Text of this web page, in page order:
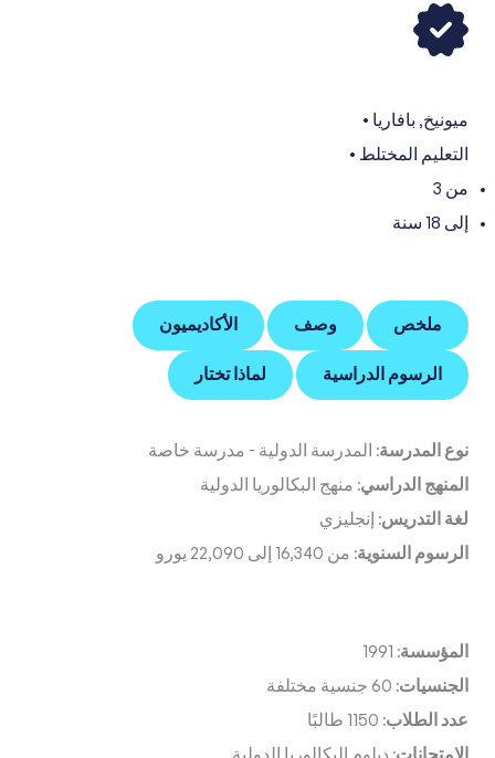
ميونيخ, بافاريا •
التعليم المختلط •
من 3
إلى 18 سنة
ملخص وصف الأكاديميون
الرسوم الدراسية لماذا تختار
نوع المدرسة: المدرسة الدولية - مدرسة خاصة
المنهج الدراسي: منهج البكالوريا الدولية
لغة التدريس: إنجليزي
الرسوم السنوية: من 16,340 إلى 22,090 يورو
المؤسسة: 1991
الجنسيات: 60 جنسية مختلفة
عدد الطلاب: 1150 طالبًا